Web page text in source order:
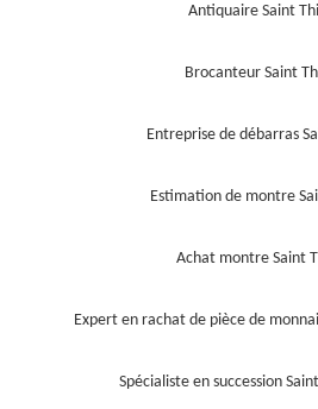
Antiquaire Saint
Brocanteur Saint
Entreprise de débarras
Estimation de montre
Achat montre Saint
Expert en rachat de pièce de
Spécialiste en succession